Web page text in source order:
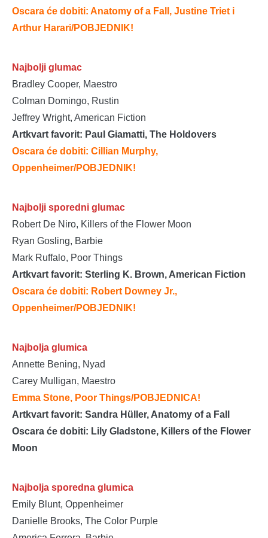
Oscara će dobiti: Anatomy of a Fall, Justine Triet i
Arthur Harari/POBJEDNIK!
Najbolji glumac
Bradley Cooper, Maestro
Colman Domingo, Rustin
Jeffrey Wright, American Fiction
Artkvart favorit: Paul Giamatti, The Holdovers
Oscara će dobiti: Cillian Murphy,
Oppenheimer/POBJEDNIK!
Najbolji sporedni glumac
Robert De Niro, Killers of the Flower Moon
Ryan Gosling, Barbie
Mark Ruffalo, Poor Things
Artkvart favorit: Sterling K. Brown, American Fiction
Oscara će dobiti: Robert Downey Jr.,
Oppenheimer/POBJEDNIK!
Najbolja glumica
Annette Bening, Nyad
Carey Mulligan, Maestro
Emma Stone, Poor Things/POBJEDNICA!
Artkvart favorit: Sandra Hüller, Anatomy of a Fall
Oscara će dobiti: Lily Gladstone, Killers of the Flower
Moon
Najbolja sporedna glumica
Emily Blunt, Oppenheimer
Danielle Brooks, The Color Purple